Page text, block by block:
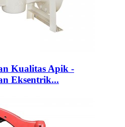
Kualitas Apik -
Eksentrik...